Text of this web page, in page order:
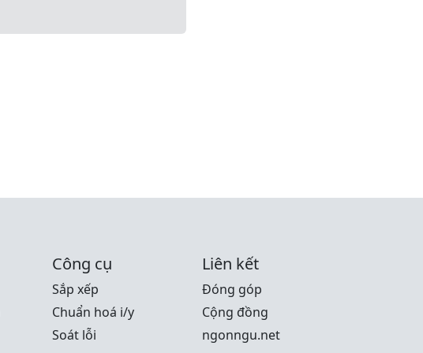
Công cụ
Sắp xếp
Chuẩn hoá i/y
Soát lỗi
Liên kết
Đóng góp
Cộng đồng
ngonngu.net